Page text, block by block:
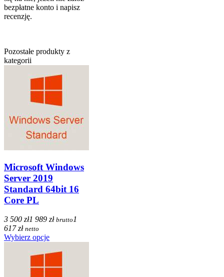
bezpłatne konto i napisz
recenzję.
Pozostałe produkty z
kategorii
Microsoft Windows
Server 2019
Standard 64bit 16
Core PL
3 500 zł1 989 zł brutto 1
617 zł netto
Wybierz opcje